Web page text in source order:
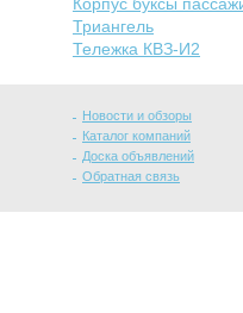
Триангель
Тележка КВЗ-И2
Новости и обзоры
Каталог компаний
Доска объявлений
Обратная связь